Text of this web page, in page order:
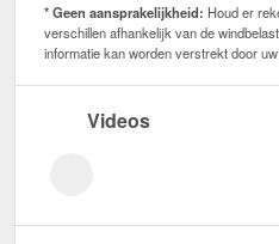
* Geen aansprakelijkheid: Houd er
verschillen afhankelijk van de
informatie kan worden verstrekt door
Videos